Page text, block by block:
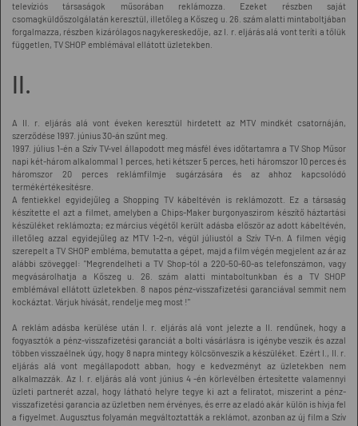
televíziós társaságok műsorában reklámozza. Ezeket részben saját
csomagküldőszolgálatán keresztül, illetőleg a Kőszeg u. 26. szám alatti mintaboltjában
forgalmazza, részben kizárólagos nagykereskedője, az I. r. eljárás alá vont teríti a tőlük
független, TV SHOP emblémával ellátott üzletekben.
II.
A II. r. eljárás alá vont éveken keresztül hirdetett az MTV mindkét csatornáján,
szerződése 1997. június 30-án szűnt meg.
1997. július 1-én a Szív TV-vel állapodott meg másfél éves időtartamra a TV Shop Műsor
napi két-három alkalommal 1 perces, heti kétszer 5 perces, heti háromszor 10 perces és
háromszor 20 perces reklámfilmje sugárzására és az ahhoz kapcsolódó
termékértékesítésre.
A fentiekkel egyidejűleg a Shopping TV kábeltévén is reklámozott. Ez a társaság
készítette el azt a filmet, amelyben a Chips-Maker burgonyaszirom készítő háztartási
készüléket reklámozta; ez március végétől került adásba először az adott kábeltévén,
illetőleg azzal egyidejűleg az MTV 1-2-n, végül júliustól a Szív TV-n. A filmen végig
szerepelt a TV SHOP embléma, bemutatta a gépet, majd a film végén megjelent az ár az
alábbi szöveggel: "Megrendelheti a TV Shop-tól a 220-50-60-as telefonszámon, vagy
megvásárolhatja a Kőszeg u. 26. szám alatti mintaboltunkban és a TV SHOP
emblémával ellátott üzletekben. 8 napos pénz-visszafizetési garanciával semmit nem
kockáztat. Várjuk hívását, rendelje meg most !"
A reklám adásba kerülése után I. r. eljárás alá vont jelezte a II. rendűnek, hogy a
fogyasztók a pénz-visszafizetési garanciát a bolti vásárlásra is igénybe veszik és azzal
többen visszaélnek úgy, hogy 8 napra mintegy kölcsönveszik a készüléket. Ezért I., II. r.
eljárás alá vont megállapodott abban, hogy e kedvezményt az üzletekben nem
alkalmazzák. Az I. r. eljárás alá vont június 4 -én körlevélben értesítette valamennyi
üzleti partnerét azzal, hogy látható helyre tegye ki azt a feliratot, miszerint a pénz-
visszafizetési garancia az üzletben nem érvényes, és erre az eladó akár külön is hívja fel
a figyelmet. Augusztus folyamán megváltoztatták a reklámot, azonban az új film a Szív